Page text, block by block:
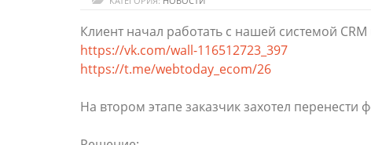
Клиент начал работать с нашей системой
https://vk.com/wall-116512723_397
https://t.me/webtoday_ecom/26
На втором этапе заказчик захотел